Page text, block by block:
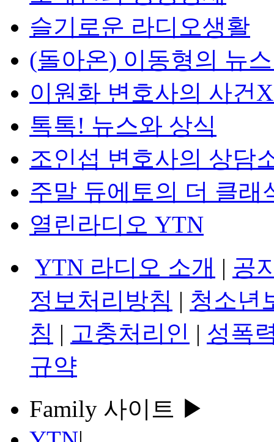
슬기로운 라디오생활
(돌아온) 이동형의 뉴
이원화 변호사의 사건
톡톡! 뉴스와 상식
조인섭 변호사의 상담
주말 듀에토의 더 클래
열린라디오 YTN
YTN 라디오 소개 | 공
정보처리방침 | 청소년
침 | 고충처리인 | 성폭
규약
Family 사이트 ▶